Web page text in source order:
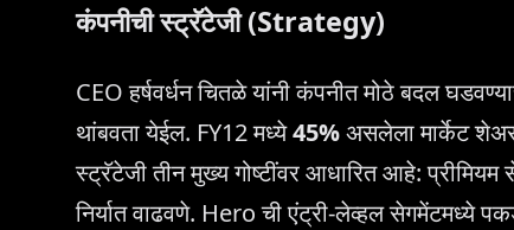
कंपनीची स्ट्रॅटेजी (Strategy)
CEO हर्षवर्धन चितळे यांनी कंपनीत मोठे बदल
थांबवता येईल. FY12 मध्ये45%असलेला मार्केट
स्ट्रॅटेजी तीन मुख्य गोष्टींवर आधारित आहे:
निर्यात वाढवणे. Hero ची एंट्री-लेव्हल सेगमेंटमध्ये